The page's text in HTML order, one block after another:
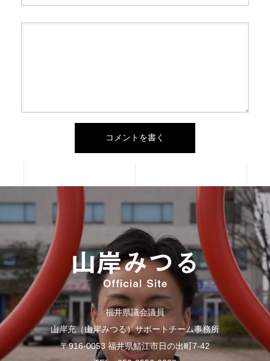
福井県議会議員
山岸充（山岸みつる）サポートチーム事務所
〒916-0053 福井県鯖江市日の出町7-42